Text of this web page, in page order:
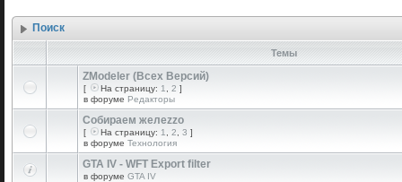
Поиск
Темы
ZModeler (Всех Версий)
[ На страницу: 1 2 ]
в форуме Редакторы
Собираем желеzzо
[ На страницу: 1 2 3 ]
в форуме Технология
GTA IV - WFT Export filter
в форуме GTA IV